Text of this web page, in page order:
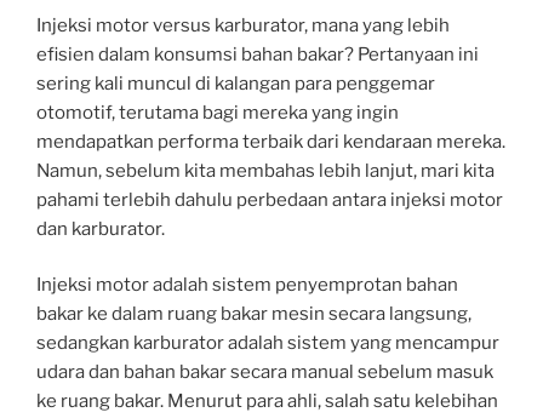
Injeksi motor versus karburator, mana yang lebih
efisien dalam konsumsi bahan bakar? Pertanyaan ini
sering kali muncul di kalangan para penggemar
otomotif, terutama bagi mereka yang ingin
mendapatkan performa terbaik dari kendaraan mereka.
Namun, sebelum kita membahas lebih lanjut, mari kita
pahami terlebih dahulu perbedaan antara injeksi motor
dan karburator.
Injeksi motor adalah sistem penyemprotan bahan
bakar ke dalam ruang bakar mesin secara langsung,
sedangkan karburator adalah sistem yang mencampur
udara dan bahan bakar secara manual sebelum masuk
ke ruang bakar. Menurut para ahli, salah satu kelebihan